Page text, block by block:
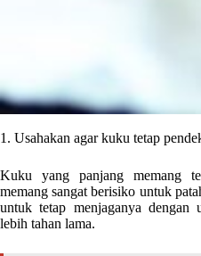
1. Usahakan agar kuku tetap
Kuku yang panjang memang
memang sangat berisiko untuk
untuk tetap menjaganya dengan
lebih tahan lama.